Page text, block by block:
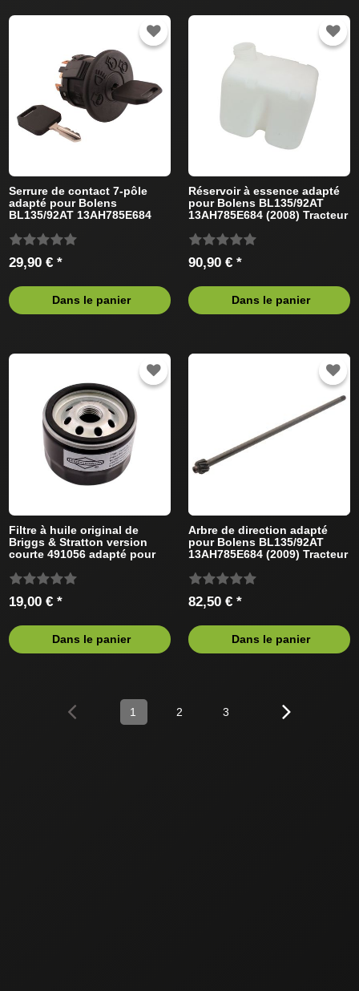
Serrure de contact 7-pôle
adapté pour Bolens
BL135/92AT 13AH785E684
29,90 € *
Dans le panier
Réservoir à essence adapté
pour Bolens BL135/92AT
13AH785E684 (2008) Tracteur
90,90 € *
Dans le panier
Filtre à huile original de
Briggs & Stratton version
courte 491056 adapté pour
19,00 € *
Dans le panier
Arbre de direction adapté
pour Bolens BL135/92AT
13AH785E684 (2009) Tracteur
82,50 € *
Dans le panier
1 2 3